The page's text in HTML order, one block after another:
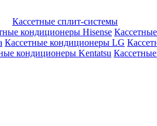
Кассетные сплит-системы
кондиционеры Hisense
Кассетные кондиционеры LG
кондиционеры Kentatsu